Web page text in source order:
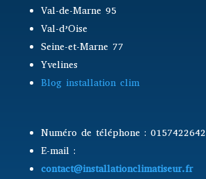
Val-de-Marne 95
Val-d’Oise
Seine-et-Marne 77
Yvelines
Blog installation clim
Numéro de téléphone : 0157422642
E-mail :
contact@installationclimatiseur.fr